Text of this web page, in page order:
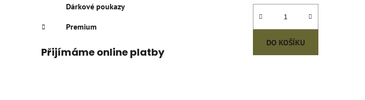
Dárkové poukazy
Premium
Přijímáme online platby
DO KOŠÍKU